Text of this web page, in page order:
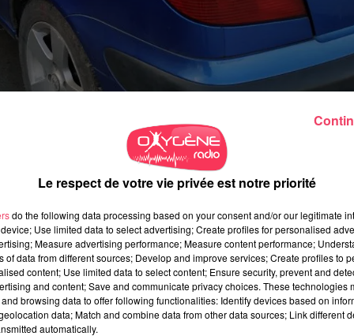
ont été contrôlés en possession ou s
à Segré. C'est une priorité du Ministère de l'intérieur.
et de la Réserve opérationnelle étaient donc mobilisés sur
d'opération : "le résultat est assez satisfaisant".
Le respect de votre vie privée est notre priorité
do the following data processing based on your consent and/or our legitimate
Use limited data to select advertising; Create profiles for personalised
Measure advertising performance; Measure content performance;
of data from different sources; Develop and improve services; Create profiles to
content; Use limited data to select content; Ensure security, prevent and
and content; Save and communicate privacy choices. These technologies
browsing data to offer following functionalities: Identify devices based on
data; Match and combine data from other data sources; Link different
automatically.